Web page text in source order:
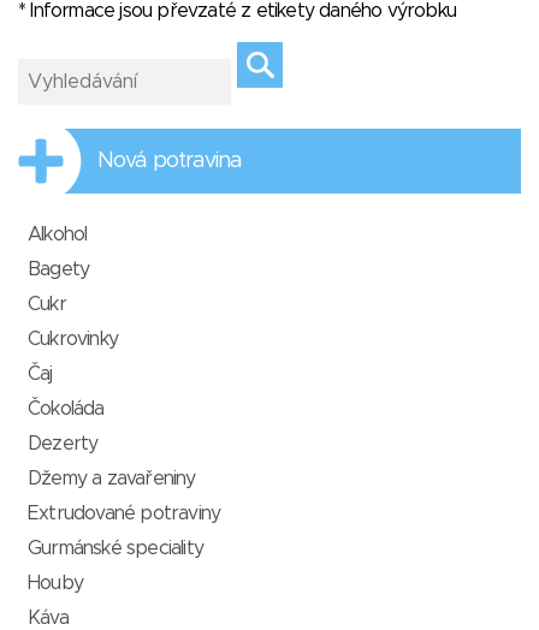
* Informace jsou převzaté z etikety daného výrobku
Nová potravina
Alkohol
Bagety
Cukr
Cukrovinky
Čaj
Čokoláda
Dezerty
Džemy a zavařeniny
Extrudované potraviny
Gurmánské speciality
Houby
Káva